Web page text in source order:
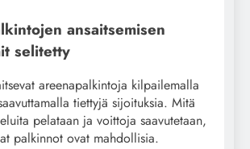
ansaitsemisen
selitetty
areenapalkintoja kilpailemalla
tiettyjä sijoituksia. Mitä
pelataan ja voittoja saavutetaan,
palkinnot ovat mahdollisia.